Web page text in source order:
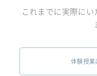
これまでに実際に
体験授業